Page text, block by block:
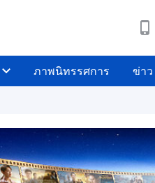
ภาพนิทรรศการ ข่าว